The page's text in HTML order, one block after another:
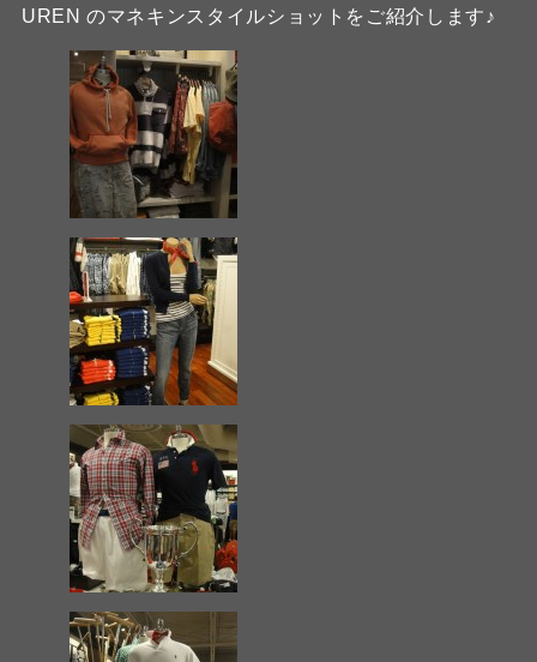
UREN のマネキンスタイルショットをご紹介します♪